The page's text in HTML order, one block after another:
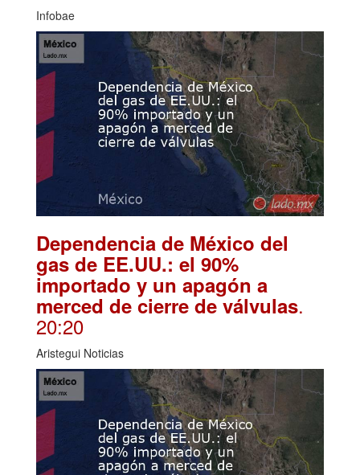
Infobae
Dependencia de México del
gas de EE.UU.: el 90%
importado y un apagón a
merced de cierre de válvulas.
20:20
Aristegui Noticias